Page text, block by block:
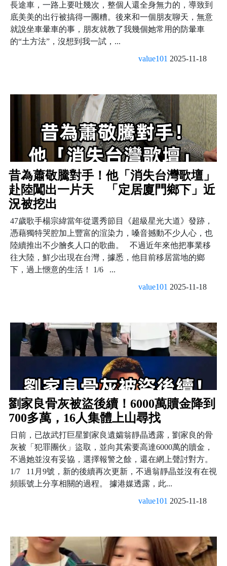
長途車，一路上要吐幾次，整個人還全身無力的，導致到
底美美的出行被搞得一團糟。後來和一個朋友聊天，無意
就說坐車暈車的事，朋友就教了我幾個她常用的防暈車
的“土方法”，沒想到我一試，...
value101 2025-11-18
昔為蕭敬騰對手！他「消失台灣歌壇」
赴陸闖出一片天 「定居廈門鄉下」近
況被挖出
47歲歌手楊宗緯當年從選秀節目《超級星光大道》發跡，
憑藉獨特哭腔加上豐富的渲染力，嗓音撼動不少人心，也
陸續推出不少膾炙人口的歌曲。 不過近年來他把事業移
往大陸，鮮少出現在台灣，據悉，他目前移居當地的鄉
下，過上愜意的生活！ 1/6 ...
value101 2025-11-18
劉家良骨灰被盜後續！6000萬贖金降到
700多萬，16人集體上山尋找
日前，已故武打巨星劉家良遺孀翁靜晶透露，劉家良的骨
灰被「犯罪團伙」盜取，並向其索要高達6000萬的贖金，
不過她並沒有妥協，選擇報警之餘，還在網上聲討對方。
1/7 11月9號，新的後續再次更新，不過翁靜晶並沒有在視
頻賬號上分享相關的過程。 據港媒透露，此...
value101 2025-11-18